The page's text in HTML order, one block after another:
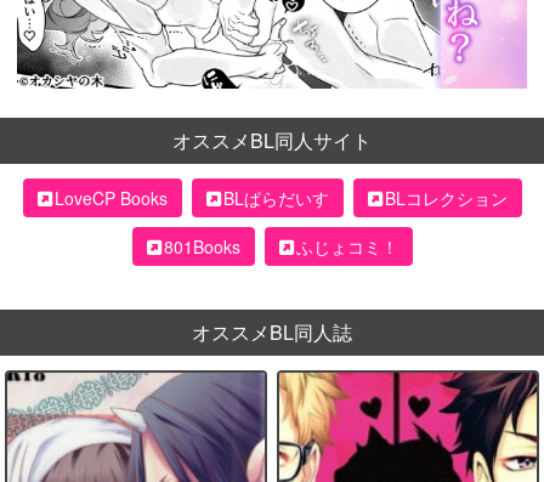
オススメBL同人サイト
LoveCP Books BLぱらだいす
BLコレクション
801Books
ふじょコミ！
オススメBL同人誌